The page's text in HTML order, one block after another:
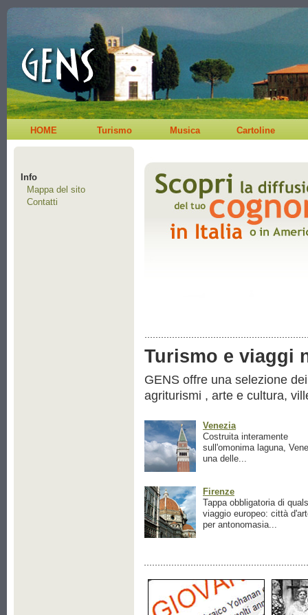
HOME Turismo Musica Cartoline
Info
Mappa del sito
Contatti
Turismo e viaggi
GENS offre una selezione
agriturismi , arte e cultura,
Venezia
Costruita interamente
sull'omonima laguna,
una delle...
Firenze
Tappa obbligatoria di
viaggio europeo: città
per antonomasia...